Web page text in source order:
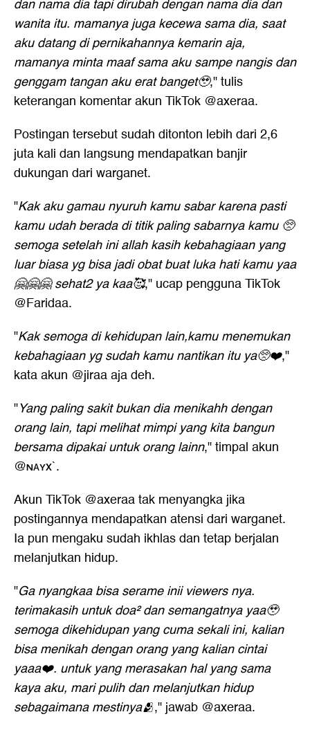
dan nama dia tapi dirubah dengan nama dia dan
wanita itu. mamanya juga kecewa sama dia, saat
aku datang di pernikahannya kemarin aja,
mamanya minta maaf sama aku sampe nangis dan
genggam tangan aku erat banget🥹," tulis
keterangan komentar akun TikTok @axeraa.
Postingan tersebut sudah ditonton lebih dari 2,6
juta kali dan langsung mendapatkan banjir
dukungan dari warganet.
"Kak aku gamau nyuruh kamu sabar karena pasti
kamu udah berada di titik paling sabarnya kamu 🥺
semoga setelah ini allah kasih kebahagiaan yang
luar biasa yg bisa jadi obat buat luka hati kamu yaa
🤗🤗🤗 sehat2 ya kaa🥰," ucap pengguna TikTok
@Faridaa.
"Kak semoga di kehidupan lain,kamu menemukan
kebahagiaan yg sudah kamu nantikan itu ya🥺❤️,"
kata akun @jiraa aja deh.
"Yang paling sakit bukan dia menikahh dengan
orang lain, tapi melihat mimpi yang kita bangun
bersama dipakai untuk orang lainn," timpal akun
@ɴᴀʏx`.
Akun TikTok @axeraa tak menyangka jika
postingannya mendapatkan atensi dari warganet.
Ia pun mengaku sudah ikhlas dan tetap berjalan
melanjutkan hidup.
"Ga nyangkaa bisa serame inii viewers nya.
terimakasih untuk doa² dan semangatnya yaa🥹
semoga dikehidupan yang cuma sekali ini, kalian
bisa menikah dengan orang yang kalian cintai
yaaa❤️. untuk yang merasakan hal yang sama
kaya aku, mari pulih dan melanjutkan hidup
sebagaimana mestinya🫂," jawab @axeraa.